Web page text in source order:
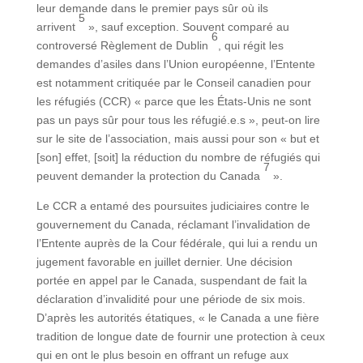
leur demande dans le premier pays sûr où ils
arrivent
5
», sauf exception. Souvent comparé au
controversé Règlement de Dublin
6
, qui régit les
demandes d’asiles dans l’Union européenne, l’Entente
est notamment critiquée par le Conseil canadien pour
les réfugiés (CCR) « parce que les États-Unis ne sont
pas un pays sûr pour tous les réfugié.e.s », peut-on lire
sur le site de l’association, mais aussi pour son « but et
[son] effet, [soit] la réduction du nombre de réfugiés qui
peuvent demander la protection du Canada
7
».
Le CCR a entamé des poursuites judiciaires contre le
gouvernement du Canada, réclamant l’invalidation de
l’Entente auprès de la Cour fédérale, qui lui a rendu un
jugement favorable en juillet dernier. Une décision
portée en appel par le Canada, suspendant de fait la
déclaration d’invalidité pour une période de six mois.
D’après les autorités étatiques, « le Canada a une fière
tradition de longue date de fournir une protection à ceux
qui en ont le plus besoin en offrant un refuge aux